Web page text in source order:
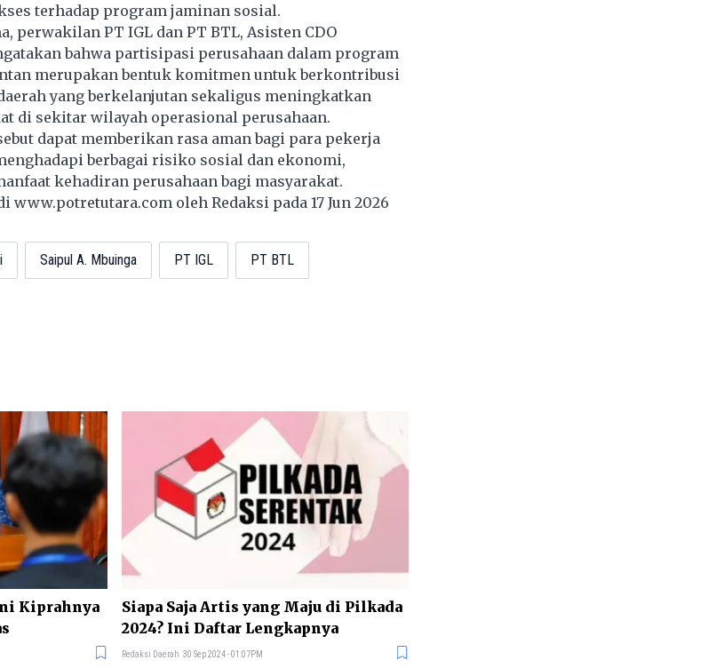
terhadap program jaminan sosial.
perwakilan PT IGL dan PT BTL, Asisten CDO
bahwa partisipasi perusahaan dalam program
merupakan bentuk komitmen untuk berkontribusi
yang berkelanjutan sekaligus meningkatkan
di sekitar wilayah operasional perusahaan.
dapat memberikan rasa aman bagi para pekerja
berbagai risiko sosial dan ekonomi,
kehadiran perusahaan bagi masyarakat.
www.potretutara.comoleh Redaksi pada 17 Jun 2026
Saipul A. Mbuinga PT IGL PT BTL
Kiprahnya
Siapa Saja Artis yang Maju di Pilkada
2024? Ini Daftar Lengkapnya
Redaksi Daerah 30 Sep 2024 - 01:07PM